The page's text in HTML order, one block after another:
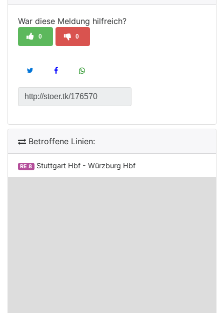
War diese Meldung hilfreich?
0 0
Betroffene Linien:
RE 8 Stuttgart Hbf - Würzburg Hbf